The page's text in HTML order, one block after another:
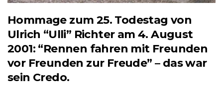
Hommage zum 25. Todestag von
Ulrich “Ulli” Richter am 4. August
2001: “Rennen fahren mit Freunden
vor Freunden zur Freude” – das war
sein Credo.